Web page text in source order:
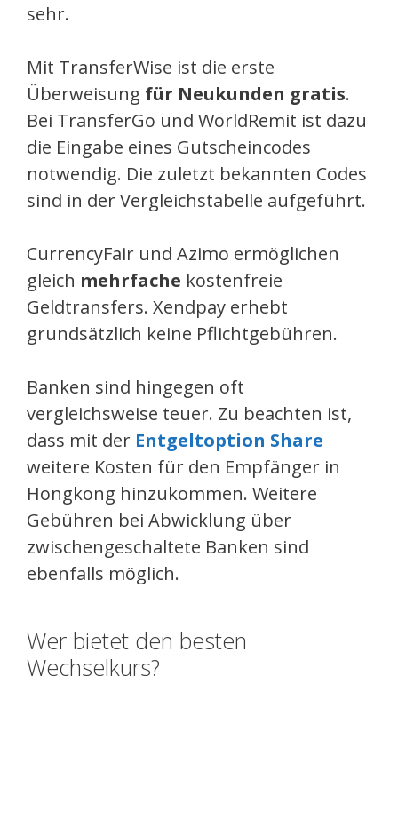
sehr.
Mit TransferWise ist die erste
Überweisung für Neukunden gratis.
Bei TransferGo und WorldRemit ist dazu
die Eingabe eines Gutscheincodes
notwendig. Die zuletzt bekannten Codes
sind in der Vergleichstabelle aufgeführt.
CurrencyFair und Azimo ermöglichen
gleich mehrfache kostenfreie
Geldtransfers. Xendpay erhebt
grundsätzlich keine Pflichtgebühren.
Banken sind hingegen oft
vergleichsweise teuer. Zu beachten ist,
dass mit der Entgeltoption Share
weitere Kosten für den Empfänger in
Hongkong hinzukommen. Weitere
Gebühren bei Abwicklung über
zwischengeschaltete Banken sind
ebenfalls möglich.
Wer bietet den besten
Wechselkurs?